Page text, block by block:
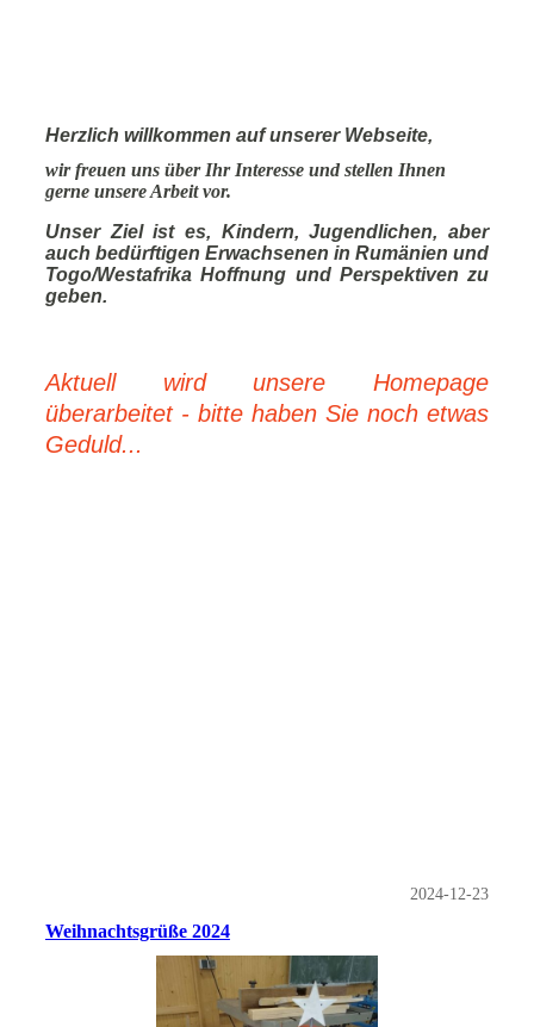
Herzlich willkommen auf unserer Webseite,
wir freuen uns über Ihr Interesse und stellen Ihnen
gerne unsere Arbeit vor.
Unser Ziel ist es, Kindern, Jugendlichen, aber
auch bedürftigen Erwachsenen in Rumänien und
Togo/Westafrika Hoffnung und Perspektiven zu
geben.
Aktuell wird unsere Homepage
überarbeitet - bitte haben Sie noch etwas
Geduld...
2024-12-23
Weihnachtsgrüße 2024